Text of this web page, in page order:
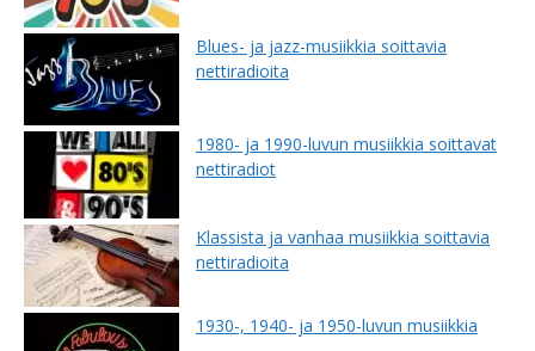
Blues- ja jazz-musiikkia soittavia
nettiradioita
1980- ja 1990-luvun musiikkia soittavat
nettiradiot
Klassista ja vanhaa musiikkia soittavia
nettiradioita
1930-, 1940- ja 1950-luvun musiikkia